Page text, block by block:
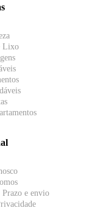
Lixo
e envio